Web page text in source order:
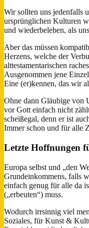
Wir sollten uns jedenfalls
ursprünglichen Kulturen
und wiederbeleben, als
Aber das müssen
Herzens, welche der
alttestamentarischen
Ausgenommen jene
Eine (er)kennen, das wir
Ohne dann Gläubige von
vor Gott einfach nicht
scheißegal, denn er ist
Immer schon und für alle
Letzte Hoffnungen
Europa selbst und „den
Grundeinkommens, falls
einfach genug für alle da
(„erbeuten“) muss.
Wodurch irrsinnig viel
Soziales, für Kunst &